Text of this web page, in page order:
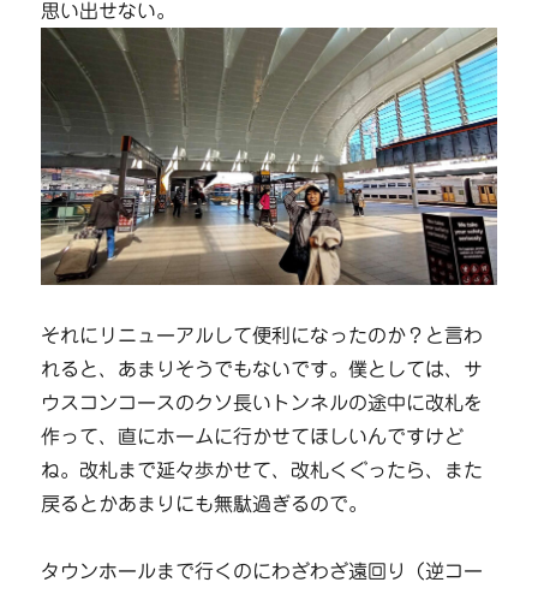
思い出せない。
それにリニューアルして便利になったのか？と言わ
れると、あまりそうでもないです。僕としては、サ
ウスコンコースのクソ長いトンネルの途中に改札を
作って、直にホームに行かせてほしいんですけど
ね。改札まで延々歩かせて、改札くぐったら、また
戻るとかあまりにも無駄過ぎるので。
タウンホールまで行くのにわざわざ遠回り（逆コー